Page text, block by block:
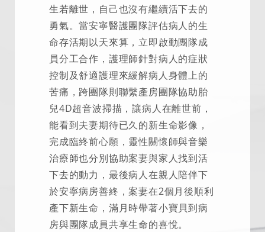
生若離世，自己也沒有繼續活下去的
勇氣。當安寧醫護團隊評估病人的生
命存活期以天來算，立即啟動團隊成
員分工合作，護理師針對病人的症狀
控制及舒適護理來緩解病人身體上的
苦痛，跨團隊則聯繫產房團隊協助胎
兒4D超音波掃描，讓病人在離世前，
能看到夫妻期待已久的新生命影像，
完成臨終前心願，靈性關懷師與音樂
治療師也分別協助案妻與家人找到活
下去的動力，最後病人在親人陪伴下
於安寧病房善終，案妻在2個月後順利
產下新生命，滿月時帶著小寶貝到病
房與團隊成員共享生命的喜悅。